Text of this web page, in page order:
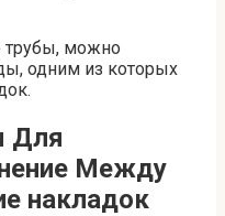
трубы, можно
одним из которых
Для
Между
накладок